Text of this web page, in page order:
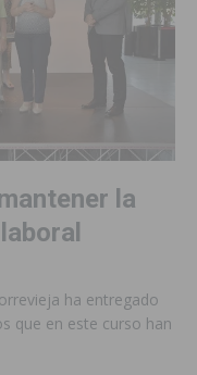
la
ha entregado
que en este curso han